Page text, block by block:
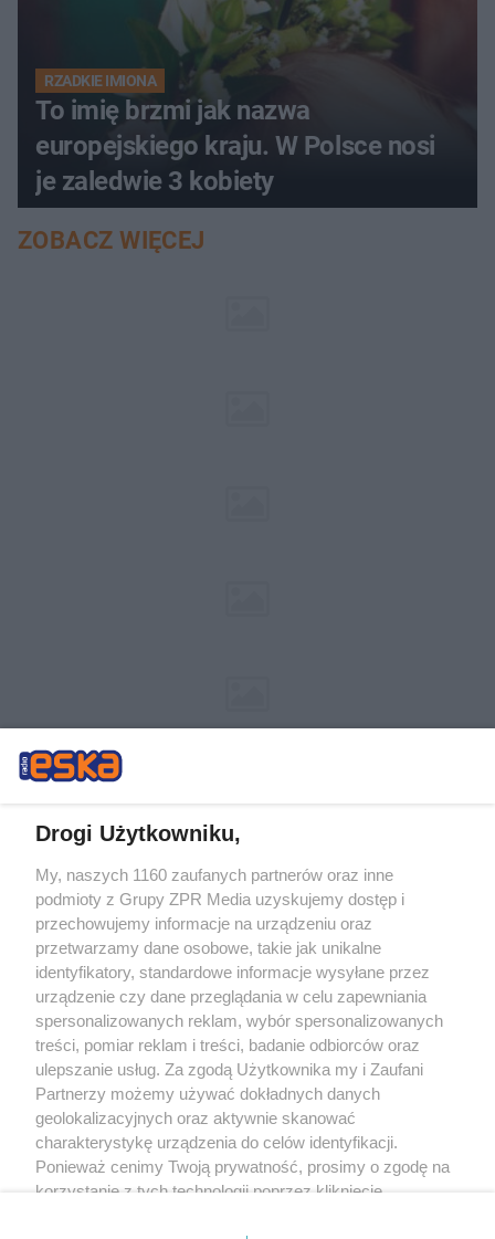
RZADKIE IMIONA
To imię brzmi jak nazwa
europejskiego kraju. W Polsce nosi
je zaledwie 3 kobiety
ZOBACZ WIĘCEJ
Żaden utwór zamieszczony w serwisie nie może być powielany i
rozpowszechniany lub dalej rozpowszechniany w jakikolwiek sposób (w
tym także elektroniczny lub mechaniczny) na jakimkolwiek polu
eksploatacji w jakiejkolwiek formie, włącznie z umieszczaniem w Internecie
bez pisemnej zgody właściciela praw. Jakiekolwiek użycie lub
wykorzystanie utworów w całości lub w części z naruszeniem prawa, tzn.
bez właściwej zgody, jest zabronione pod groźbą kary i może być ścigane
prawnie.
O nas
Drogi Użytkowniku,
My, naszych 1160 zaufanych partnerów oraz inne
podmioty z Grupy ZPR Media uzyskujemy dostęp i
przechowujemy informacje na urządzeniu oraz
przetwarzamy dane osobowe, takie jak unikalne
identyfikatory, standardowe informacje wysyłane przez
urządzenie czy dane przeglądania w celu zapewniania
spersonalizowanych reklam, wybór spersonalizowanych
treści, pomiar reklam i treści, badanie odbiorców oraz
ulepszanie usług. Za zgodą Użytkownika my i Zaufani
Partnerzy możemy używać dokładnych danych
geolokalizacyjnych oraz aktywnie skanować
charakterystykę urządzenia do celów identyfikacji.
Ponieważ cenimy Twoją prywatność, prosimy o zgodę na
korzystanie z tych technologii poprzez kliknięcie